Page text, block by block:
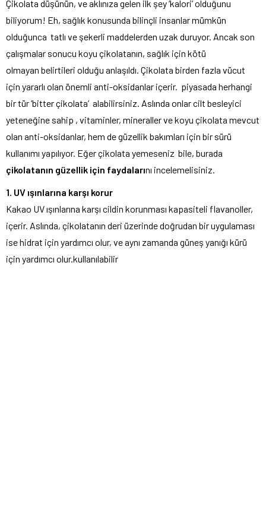
Çikolata düşünün, ve aklınıza gelen ilk şey ‘kalori’ olduğunu
biliyorum! Eh, sağlık konusunda bilinçli insanlar mümkün
olduğunca tatlı ve şekerli maddelerden uzak duruyor. Ancak son
çalışmalar sonucu koyu çikolatanın, sağlık için kötü
olmayan belirtileri olduğu anlaşıldı. Çikolata birden fazla vücut
için yararlı olan önemli anti-oksidanlar içerir. piyasada herhangi
bir tür ‘bitter çikolata’ alabilirsiniz. Aslında onlar cilt besleyici
yeteneğine sahip , vitaminler, mineraller ve koyu çikolata mevcut
olan anti-oksidanlar, hem de güzellik bakımları için bir sürü
kullanımı yapılıyor. Eğer çikolata yemeseniz bile, burada
çikolatanın güzellik için faydalarını incelemelisiniz.
1. UV ışınlarına karşı korur
Kakao UV ışınlarına karşı cildin korunması kapasiteli flavanoller,
içerir. Aslında, çikolatanın deri üzerinde doğrudan bir uygulaması
ise hidrat için yardımcı olur, ve aynı zamanda güneş yanığı kürü
için yardımcı olur.kullanılabilir